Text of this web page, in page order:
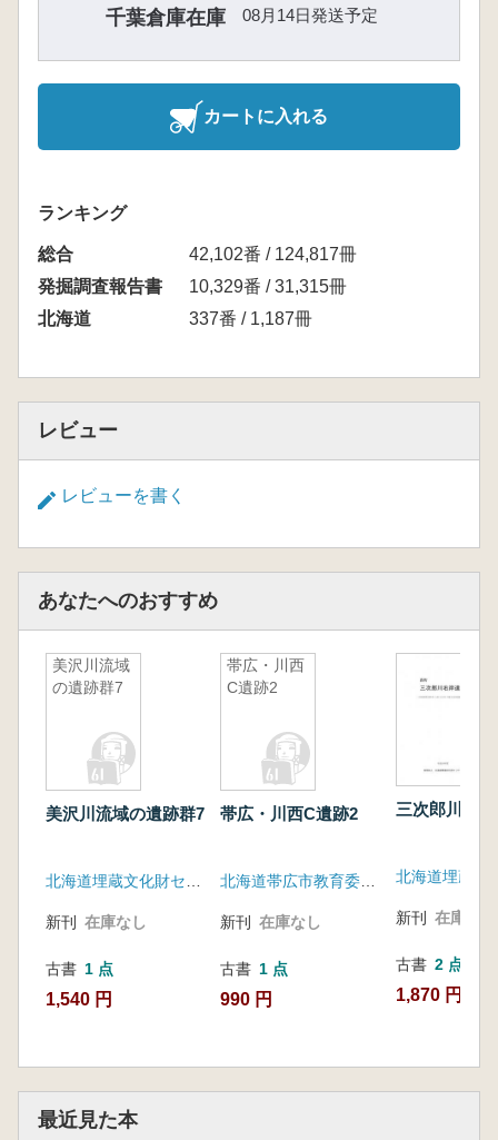
千葉倉庫在庫
08月14日発送予定
カートに入れる
ランキング
総合
42,102番 / 124,817冊
発掘調査報告書
10,329番 / 31,315冊
北海道
337番 / 1,187冊
レビュー
レビューを書く
あなたへのおすすめ
美沢川流域
の遺跡群7
美沢川流域の遺跡群7
新刊 在庫なし
古書 1 点
1,540 円
帯広・川西
C遺跡2
帯広・川西C遺跡2
新刊 在庫なし
古書 1 点
990 円
三次郎川右
新刊 在庫なし
古書 2 点
1,870 円~
最近見た本